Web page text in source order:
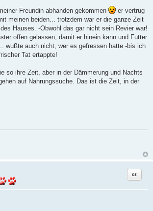
Freundin abhanden gekommen
er vertrug
meinen beiden... trotzdem war er die ganze Zeit
Hauses. -Obwohl das gar nicht sein Revier war!
offen gelassen, damit er hinein kann und Futter
wußte auch nicht, wer es gefressen hatte -bis ich
Tat ertappte!
so ihre Zeit, aber in der Dämmerung und Nachts
auf Nahrungssuche. Das ist die Zeit, in der
Zitat